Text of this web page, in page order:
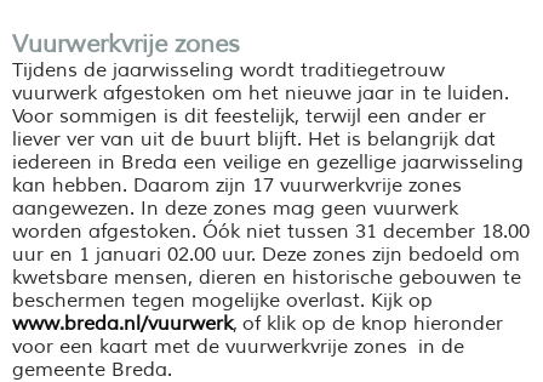
Vuurwerkvrije zones
Tijdens de jaarwisseling wordt traditiegetrouw
vuurwerk afgestoken om het nieuwe jaar in te luiden.
Voor sommigen is dit feestelijk, terwijl een ander er
liever ver van uit de buurt blijft. Het is belangrijk dat
iedereen in Breda een veilige en gezellige jaarwisseling
kan hebben. Daarom zijn 17 vuurwerkvrije zones
aangewezen. In deze zones mag geen vuurwerk
worden afgestoken. Óók niet tussen 31 december 18.00
uur en 1 januari 02.00 uur. Deze zones zijn bedoeld om
kwetsbare mensen, dieren en historische gebouwen te
beschermen tegen mogelijke overlast. Kijk op
www.breda.nl/vuurwerk, of klik op de knop hieronder
voor een kaart met de vuurwerkvrije zones in de
gemeente Breda.